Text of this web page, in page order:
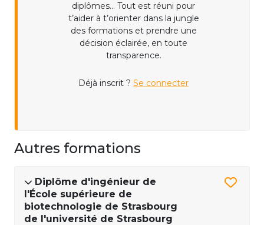
diplômes... Tout est réuni pour
t’aider à t’orienter dans la jungle
des formations et prendre une
décision éclairée, en toute
transparence.
Déjà inscrit ? Se connecter
Autres formations
Diplôme d'ingénieur de
l'École supérieure de
biotechnologie de Strasbourg
de l'université de Strasbourg